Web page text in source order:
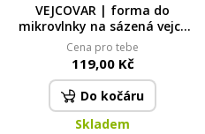
VEJCOVAR | forma do
mikrovlnky na sázená vejce
ve tvaru srdce | Srdcová
čtyřka
Cena pro tebe
119,00 Kč
Do kočáru
Skladem